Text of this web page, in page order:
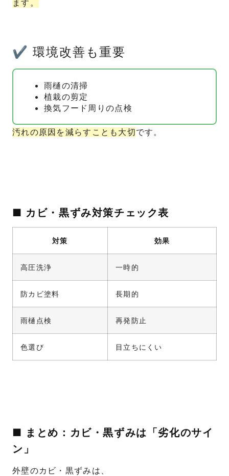
ます。
✔ 環境改善も重要
雨樋の清掃
植栽の剪定
換気フード周りの点検
汚れの原因を減らすことも大切です。
■ カビ・黒ずみ対策チェック表
対策 効果
高圧洗浄 一時的
防カビ塗料 長期的
雨樋点検 再発防止
色選び 目立ちにくい
■ まとめ：カビ・黒ずみは「劣化のサイ
ン」
外壁のカビ・黒ずみは、